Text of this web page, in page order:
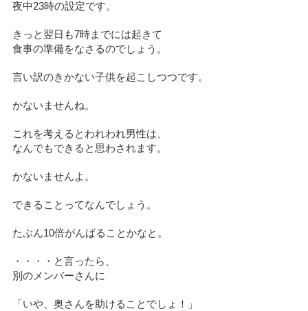
夜中23時の設定です。
きっと翌日も7時までには起きて
食事の準備をなさるのでしょう。
言い訳のきかない子供を起こしつつです。
かないませんね。
これを考えるとわれわれ男性は、
なんでもできると思わされます。
かないませんよ。
できることってなんでしょう。
たぶん10倍がんばることかなと。
・・・・と言ったら、
別のメンバーさんに
「いや、奥さんを助けることでしょ！」